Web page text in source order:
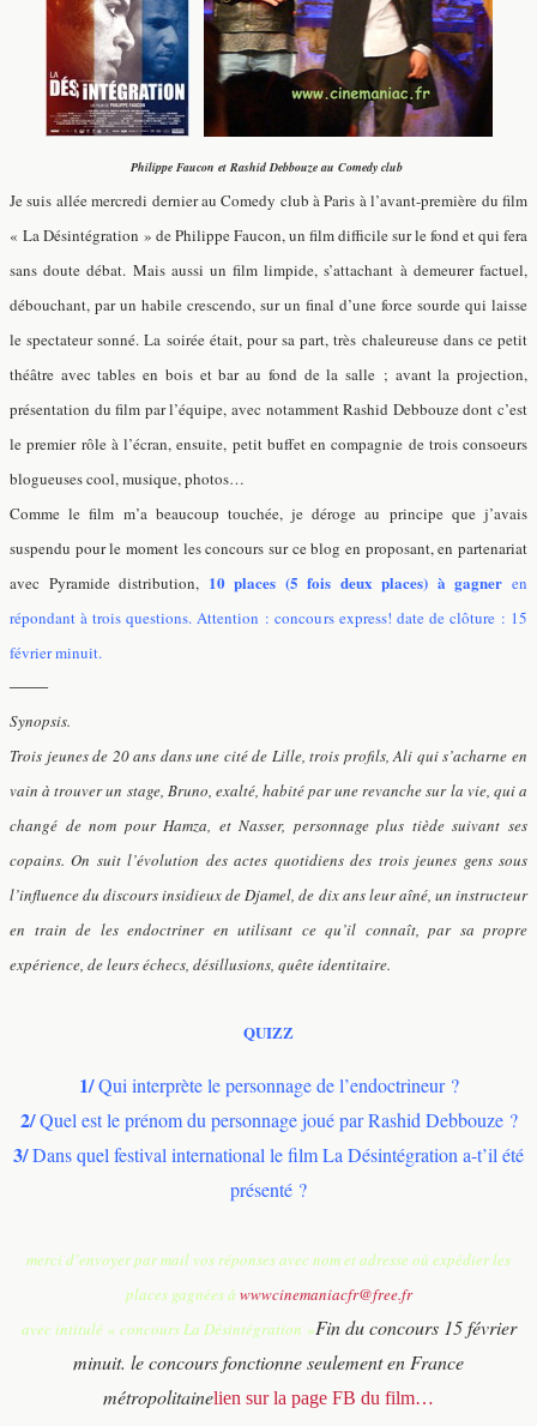
Philippe Faucon et Rashid Debbouze au Comedy club
Je suis allée mercredi dernier au Comedy club à Paris à l’avant-première du film
« La Désintégration » de Philippe Faucon, un film difficile sur le fond et qui fera
sans doute débat. Mais aussi un film limpide, s’attachant à demeurer factuel,
débouchant, par un habile crescendo, sur un final d’une force sourde qui laisse
le spectateur sonné. La soirée était, pour sa part, très chaleureuse dans ce petit
théâtre avec tables en bois et bar au fond de la salle ; avant la projection,
présentation du film par l’équipe, avec notamment Rashid Debbouze dont c’est
le premier rôle à l’écran, ensuite, petit buffet en compagnie de trois consoeurs
blogueuses cool, musique, photos…
Comme le film m’a beaucoup touchée, je déroge au principe que j’avais
suspendu pour le moment les concours sur ce blog en proposant, en partenariat
avec Pyramide distribution, 10 places (5 fois deux places) à gagneren
répondant à trois questions. Attention : concours express! date de clôture : 15
février minuit.
——
Synopsis.
Trois jeunes de 20 ans dans une cité de Lille, trois profils, Ali qui s’acharne en
vain à trouver un stage, Bruno, exalté, habité par une revanche sur la vie, qui a
changé de nom pour Hamza, et Nasser, personnage plus tiède suivant ses
copains. On suit l’évolution des actes quotidiens des trois jeunes gens sous
l’influence du discours insidieux de Djamel, de dix ans leur aîné, un instructeur
en train de les endoctriner en utilisant ce qu’il connaît, par sa propre
expérience, de leurs échecs, désillusions, quête identitaire.
QUIZZ
1/ Qui interprète le personnage de l’endoctrineur ?
2/Quel est le prénom du personnage joué par Rashid Debbouze ?
3/Dans quel festival international le film La Désintégration a-t’il été
présenté ?
merci d’envoyer par mail vos réponses avec nom et adresse où expédier les
places gagnées à wwwcinemaniacfr@free.fr
avec intitulé « concours La Désintégration »Fin du concours 15 février
minuit. le concours fonctionne seulement en France
métropolitainelien sur la page FB du film…